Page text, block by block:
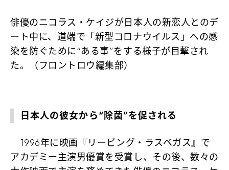
俳優のニコラス・ケイジが日本人の新恋人とのデ
ート中に、道端で「新型コロナウイルス」への感
染を防ぐために“ある事”をする様子が目撃され
た。（フロントロウ編集部）
日本人の彼女から“除菌”を促される
1996年に映画『リービング・ラスベガス』で
アカデミー主演男優賞を受賞し、その後、数々の